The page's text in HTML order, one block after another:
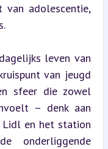
van adolescentie,
leven van
van jeugd
sfeer die zowel
– denk aan
Lidl en het station
onderliggende